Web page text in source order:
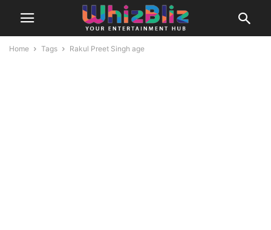
Home Tags Rakul Preet Singh age